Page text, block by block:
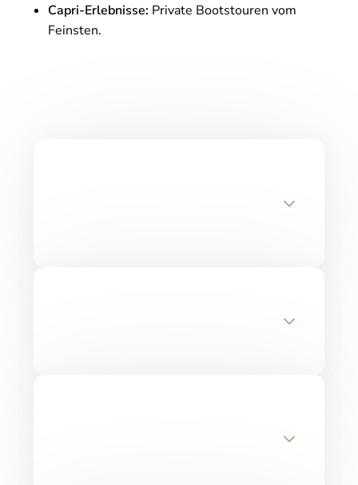
Capri-Erlebnisse: Private Bootstouren vom
Feinsten.